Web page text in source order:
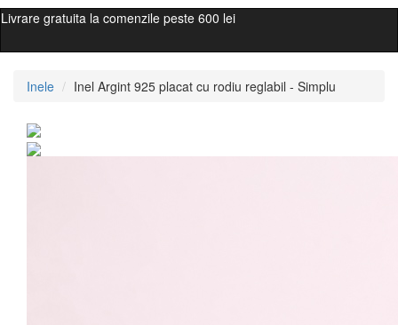
Livrare gratuita la comenzile peste 600 lei
Inele Inel Argint 925 placat cu rodiu reglabil - Simplu